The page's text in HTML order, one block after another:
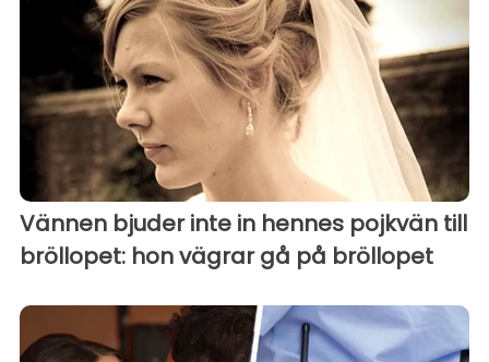
Vännen bjuder inte in hennes pojkvän till
bröllopet: hon vägrar gå på bröllopet